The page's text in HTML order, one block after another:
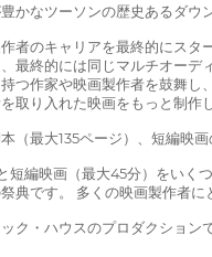
かなツーソンの歴史あるダウ
者のキャリアを最終的にス
最終的には同じマルチオー
つ作家や映画製作者を鼓舞
取り入れた映画をもっと制作
（最大135ページ）、短編映
編映画（最大45分）をいく
典です。 多くの映画製作者
ク・ハウスのプロダクショ